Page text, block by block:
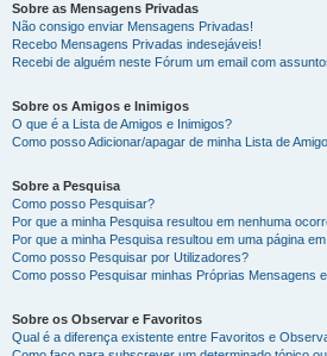
Sobre as Mensagens Privadas
Não consigo enviar Mensagens Privadas!
Recebo Mensagens Privadas indesejáveis!
Recebi de alguém neste Fórum um email com
Sobre os Amigos e Inimigos
O que é a Lista de Amigos e Inimigos?
Como posso Adicionar/apagar de minha Lista de
Sobre a Pesquisa
Como posso Pesquisar?
Por que a minha Pesquisa resultou em nenhuma
Por que a minha Pesquisa resultou em uma página
Como posso Pesquisar por Utilizadores?
Como posso Pesquisar minhas Próprias Mensagens
Sobre os Observar e Favoritos
Qual é a diferença existente entre Favoritos e